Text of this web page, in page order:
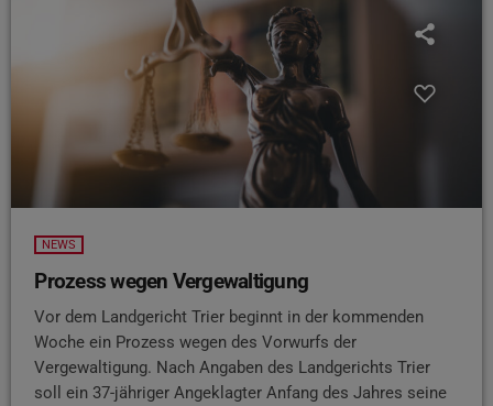
NEWS
Prozess wegen Vergewaltigung
Vor dem Landgericht Trier beginnt in der kommenden
Woche ein Prozess wegen des Vorwurfs der
Vergewaltigung. Nach Angaben des Landgerichts Trier
soll ein 37-jähriger Angeklagter Anfang des Jahres seine